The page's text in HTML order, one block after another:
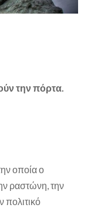
την πόρτα.
οποία ο
ραστώνη, την
πολιτικό